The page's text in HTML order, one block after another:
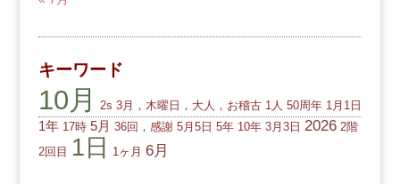
キーワード
10月 2s 3月，木曜日，大人，お稽古 1人 50周年 1月1日
1年 17時 5月 36回，感謝 5月5日 5年 10年 3月3日 2026 2階
2回目 1日 1ヶ月 6月